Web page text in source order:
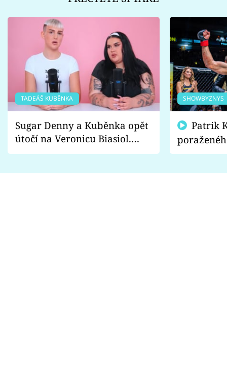
TADEÁŠ KUBĚNKA
Sugar Denny a Kuběnka opět
útočí na Veronicu Biasiol.
Proč je podle nich falešná a
SHOWBYZNYS
fanoušci